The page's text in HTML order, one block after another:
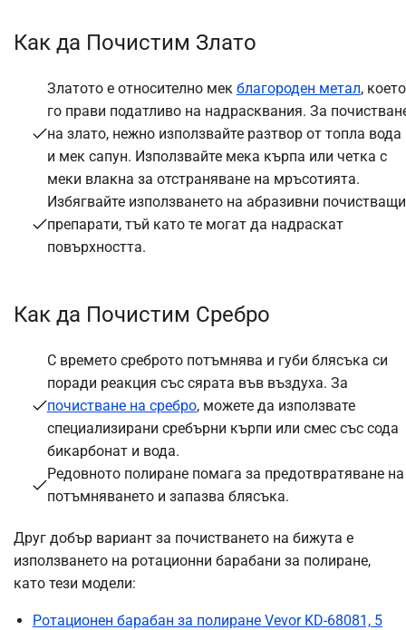
Как да Почистим Злато
Златото е относително мек благороден метал, което
го прави податливо на надрасквания. За
на злато, нежно използвайте разтвор от топла вода
и мек сапун. Използвайте мека кърпа или четка с
меки влакна за отстраняване на мръсотията.
Избягвайте използването на абразивни почистващи
препарати, тъй като те могат да надраскат
повърхността.
Как да Почистим Сребро
С времето среброто потъмнява и губи блясъка си
поради реакция със сярата във въздуха. За
почистване на сребро, можете да използвате
специализирани сребърни кърпи или смес със сода
бикарбонат и вода.
Редовното полиране помага за предотвратяване на
потъмняването и запазва блясъка.
Друг добър вариант за почистването на бижута е
използването на ротационни барабани за полиране,
като тези модели:
Ротационен барабан за полиране Vevor KD-68081, 5